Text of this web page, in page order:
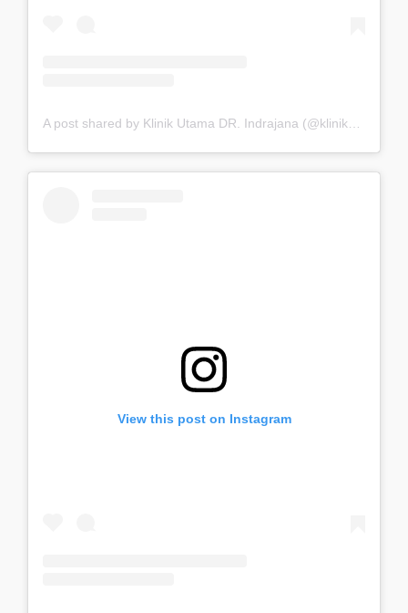
A post shared by Klinik Utama DR. Indrajana (@klinikdrindrajana)
View this post on Instagram